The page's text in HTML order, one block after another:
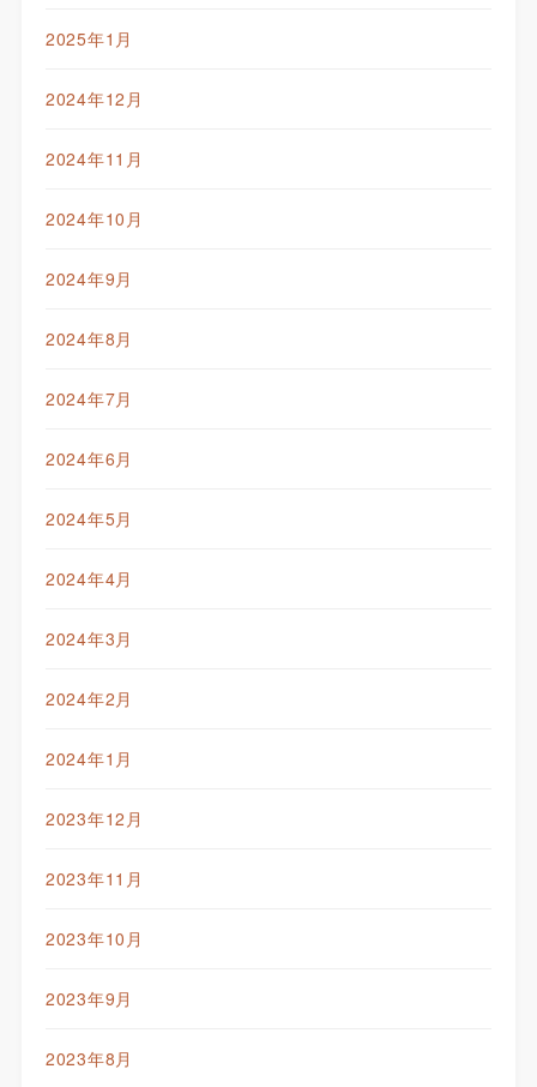
2025年1月
2024年12月
2024年11月
2024年10月
2024年9月
2024年8月
2024年7月
2024年6月
2024年5月
2024年4月
2024年3月
2024年2月
2024年1月
2023年12月
2023年11月
2023年10月
2023年9月
2023年8月